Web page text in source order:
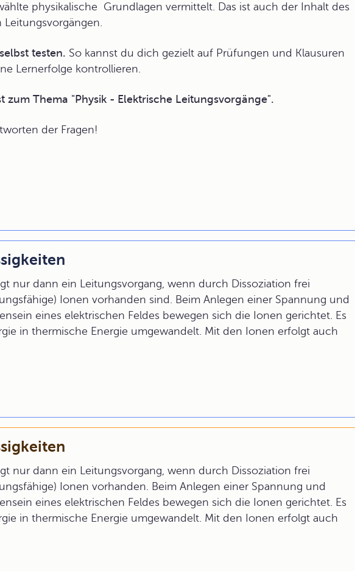
physikalische Grundlagen vermittelt. Das ist auch der Inhalt des
Leitungsvorgängen.
testen. So kannst du dich gezielt auf Prüfungen und Klausuren
Lernerfolge kontrollieren.
zum Thema "Physik - Elektrische Leitungsvorgänge".
der Fragen!
nur dann ein Leitungsvorgang, wenn durch Dissoziation frei
Ionen vorhanden sind. Beim Anlegen einer Spannung und
eines elektrischen Feldes bewegen sich die Ionen gerichtet. Es
in thermische Energie umgewandelt. Mit den Ionen erfolgt auch
nur dann ein Leitungsvorgang, wenn durch Dissoziation frei
Ionen vorhanden. Beim Anlegen einer Spannung und
eines elektrischen Feldes bewegen sich die Ionen gerichtet. Es
in thermische Energie umgewandelt. Mit den Ionen erfolgt auch